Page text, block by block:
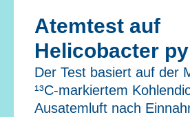
Atemtest auf
Helicobacter
Der Test basiert auf der
¹³C-markiertem
Ausatemluft nach